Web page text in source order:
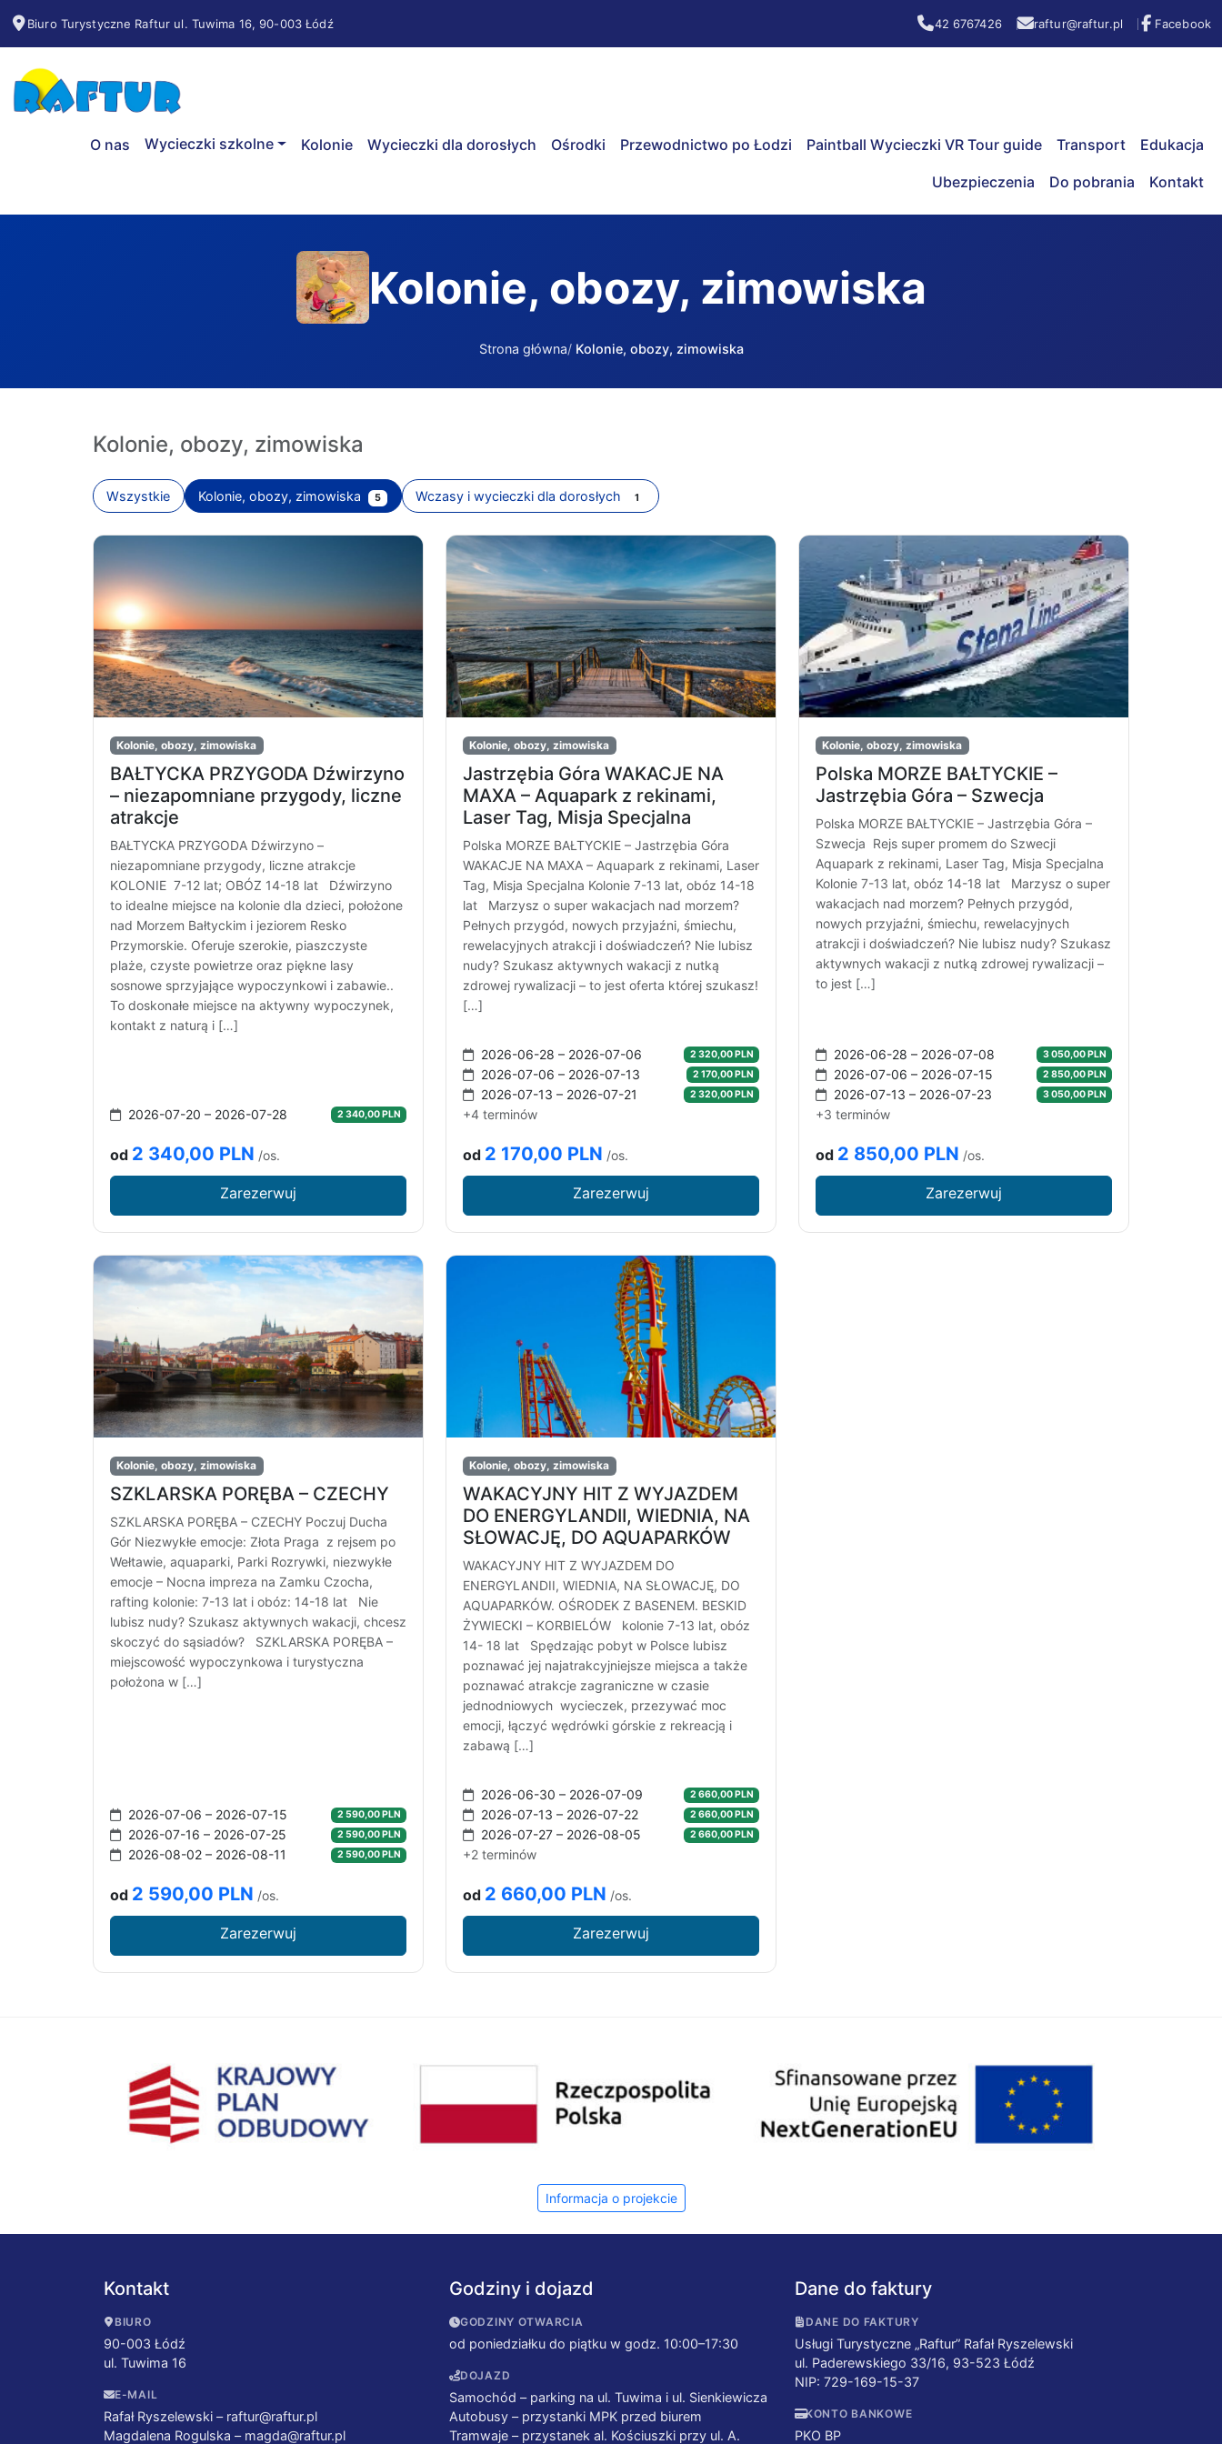
Biuro Turystyczne Raftur ul. Tuwima 16, 90-003 Łódź 42 6767426 raftur@raftur.pl Facebook
O nas Wycieczki szkolne Kolonie Wycieczki dla dorosłych Ośrodki Przewodnictwo po Łodzi Paintball Wycieczki VR Tour guide Transport Edukacja
Ubezpieczenia Do pobrania Kontakt
Kolonie, obozy, zimowiska
Strona główna Kolonie, obozy, zimowiska
Kolonie, obozy, zimowiska
Wszystkie Kolonie, obozy, zimowiska 5 Wczasy i wycieczki dla dorosłych 1
Kolonie, obozy, zimowiska
BAŁTYCKA PRZYGODA Dźwirzyno
– niezapomniane przygody, liczne
atrakcje
BAŁTYCKA PRZYGODA Dźwirzyno –
niezapomniane przygody, liczne atrakcje
KOLONIE 7-12 lat; OBÓZ 14-18 lat Dźwirzyno
to idealne miejsce na kolonie dla dzieci, położone
nad Morzem Bałtyckim i jeziorem Resko
Przymorskie. Oferuje szerokie, piaszczyste
plaże, czyste powietrze oraz piękne lasy
sosnowe sprzyjające wypoczynkowi i zabawie..
To doskonałe miejsce na aktywny wypoczynek,
kontakt z naturą i […]
2026-07-20 – 2026-07-28 2 340,00 PLN
od 2 340,00 PLN /os.
Zarezerwuj
Kolonie, obozy, zimowiska
Jastrzębia Góra WAKACJE NA
MAXA – Aquapark z rekinami,
Laser Tag, Misja Specjalna
Polska MORZE BAŁTYCKIE – Jastrzębia Góra
WAKACJE NA MAXA – Aquapark z rekinami, Laser
Tag, Misja Specjalna Kolonie 7-13 lat, obóz 14-18
lat Marzysz o super wakacjach nad morzem?
Pełnych przygód, nowych przyjaźni, śmiechu,
rewelacyjnych atrakcji i doświadczeń? Nie lubisz
nudy? Szukasz aktywnych wakacji z nutką
zdrowej rywalizacji – to jest oferta której szukasz!
[…]
2026-06-28 – 2026-07-06 2 320,00 PLN
2026-07-06 – 2026-07-13 2 170,00 PLN
2026-07-13 – 2026-07-21 2 320,00 PLN
+4 terminów
od 2 170,00 PLN /os.
Zarezerwuj
Kolonie, obozy, zimowiska
Polska MORZE BAŁTYCKIE –
Jastrzębia Góra – Szwecja
Polska MORZE BAŁTYCKIE – Jastrzębia Góra –
Szwecja Rejs super promem do Szwecji
Aquapark z rekinami, Laser Tag, Misja Specjalna
Kolonie 7-13 lat, obóz 14-18 lat Marzysz o super
wakacjach nad morzem? Pełnych przygód,
nowych przyjaźni, śmiechu, rewelacyjnych
atrakcji i doświadczeń? Nie lubisz nudy? Szukasz
aktywnych wakacji z nutką zdrowej rywalizacji –
to jest […]
2026-06-28 – 2026-07-08 3 050,00 PLN
2026-07-06 – 2026-07-15 2 850,00 PLN
2026-07-13 – 2026-07-23 3 050,00 PLN
+3 terminów
od 2 850,00 PLN /os.
Zarezerwuj
Kolonie, obozy, zimowiska
SZKLARSKA PORĘBA – CZECHY
SZKLARSKA PORĘBA – CZECHY Poczuj Ducha
Gór Niezwykłe emocje: Złota Praga z rejsem po
Wełtawie, aquaparki, Parki Rozrywki, niezwykłe
emocje – Nocna impreza na Zamku Czocha,
rafting kolonie: 7-13 lat i obóz: 14-18 lat Nie
lubisz nudy? Szukasz aktywnych wakacji, chcesz
skoczyć do sąsiadów? SZKLARSKA PORĘBA –
miejscowość wypoczynkowa i turystyczna
położona w […]
2026-07-06 – 2026-07-15 2 590,00 PLN
2026-07-16 – 2026-07-25 2 590,00 PLN
2026-08-02 – 2026-08-11 2 590,00 PLN
od 2 590,00 PLN /os.
Zarezerwuj
Kolonie, obozy, zimowiska
WAKACYJNY HIT Z WYJAZDEM
DO ENERGYLANDII, WIEDNIA, NA
SŁOWACJĘ, DO AQUAPARKÓW
WAKACYJNY HIT Z WYJAZDEM DO
ENERGYLANDII, WIEDNIA, NA SŁOWACJĘ, DO
AQUAPARKÓW. OŚRODEK Z BASENEM. BESKID
ŻYWIECKI – KORBIELÓW kolonie 7-13 lat, obóz
14- 18 lat Spędzając pobyt w Polsce lubisz
poznawać jej najatrakcyjniejsze miejsca a także
poznawać atrakcje zagraniczne w czasie
jednodniowych wycieczek, przezywać moc
emocji, łączyć wędrówki górskie z rekreacją i
zabawą […]
2026-06-30 – 2026-07-09 2 660,00 PLN
2026-07-13 – 2026-07-22 2 660,00 PLN
2026-07-27 – 2026-08-05 2 660,00 PLN
+2 terminów
od 2 660,00 PLN /os.
Zarezerwuj
Informacja o projekcie
Kontakt
BIURO
90-003 Łódź
ul. Tuwima 16
E-MAIL
Rafał Ryszelewski – raftur@raftur.pl
Magdalena Rogulska – magda@raftur.pl
Godziny i dojazd
GODZINY OTWARCIA
od poniedziałku do piątku w godz. 10:00–17:30
DOJAZD
Samochód – parking na ul. Tuwima i ul. Sienkiewicza
Autobusy – przystanki MPK przed biurem
Tramwaje – przystanek al. Kościuszki przy ul. A.
Dane do faktury
DANE DO FAKTURY
Usługi Turystyczne „Raftur” Rafał Ryszelewski
ul. Paderewskiego 33/16, 93-523 Łódź
NIP: 729-169-15-37
KONTO BANKOWE
PKO BP